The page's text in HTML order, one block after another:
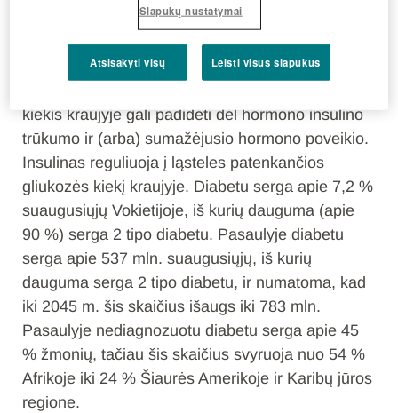
Yra įvairių diabeto (cukrinio diabeto) formų, iš
kurių labiausiai paplitusios yra 1 ir 2 tipo cukrinis
diabetas. Visiems diabeto tipams būdingas
kiekis kraujyje gali padidėti dėl hormono insulino
trūkumo ir (arba) sumažėjusio hormono poveikio.
Insulinas reguliuoja į ląsteles patenkančios
gliukozės kiekį kraujyje. Diabetu serga apie 7,2 %
suaugusiųjų Vokietijoje, iš kurių dauguma (apie
90 %) serga 2 tipo diabetu. Pasaulyje diabetu
serga apie 537 mln. suaugusiųjų, iš kurių
dauguma serga 2 tipo diabetu, ir numatoma, kad
iki 2045 m. šis skaičius išaugs iki 783 mln.
Pasaulyje nediagnozuotu diabetu serga apie 45
% žmonių, tačiau šis skaičius svyruoja nuo 54 %
Afrikoje iki 24 % Šiaurės Amerikoje ir Karibų jūros
regione.
Slapukų nustatymai
Atsisakyti visų Leisti visus slapukus